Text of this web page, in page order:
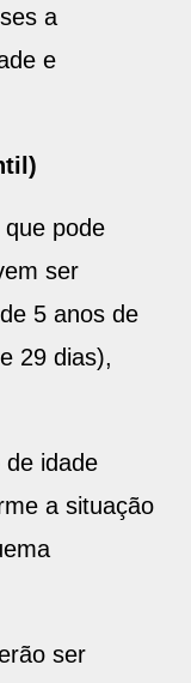
a
e
pode
ser
5 anos de
29 dias),
idade
a situação
ser